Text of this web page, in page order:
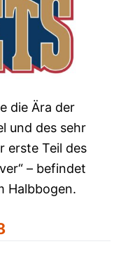
die Ära der
und des sehr
erste Teil des
– befindet
Halbbogen.